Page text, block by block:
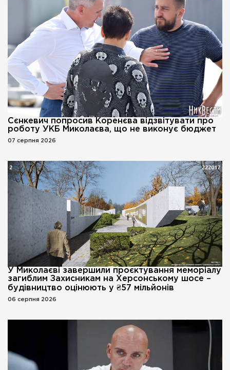
Сєнкевич попросив Коренєва відзвітувати про
роботу УКБ Миколаєва, що не виконує бюджет
07 серпня 2026
У Миколаєві завершили проєктування меморіалу
загиблим Захисникам на Херсонському шосе –
будівництво оцінюють у ₴57 мільйонів
06 серпня 2026